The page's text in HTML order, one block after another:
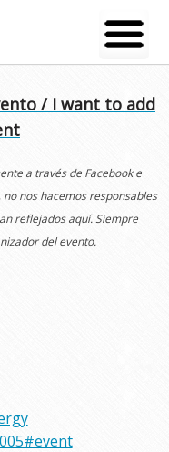
/ I want to add
a través de Facebook e
nos hacemos responsables
reflejados aquí. Siempre
del evento.